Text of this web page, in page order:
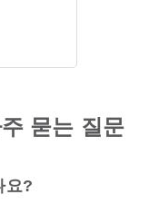
묻는 질문
요?